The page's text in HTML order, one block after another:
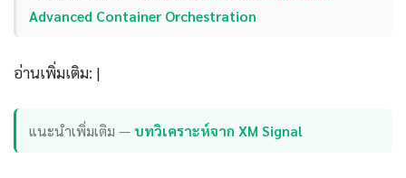
Advanced Container Orchestration
อ่านเพิ่มเติม: |
แนะนำเพิ่มเติม — บทวิเคราะห์จาก XM Signal